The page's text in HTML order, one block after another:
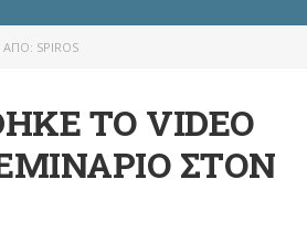
SPIROS
ΤΟ VIDEO
ΣΤΟΝ